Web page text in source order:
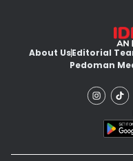
About UsEditorial
Pedoman